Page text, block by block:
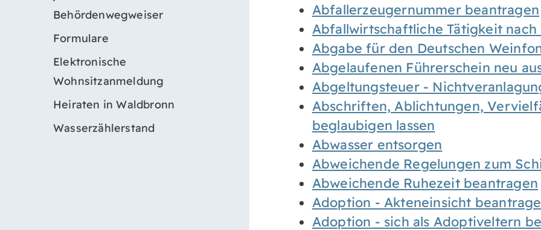
Behördenwegweiser
Formulare
Elektronische
Wohnsitzanmeldung
Heiraten in Waldbronn
Wasserzählerstand
Abfallerzeugernummer beantragen
Abfallwirtschaftliche Tätigkeit
Abgabe für den Deutschen
Abgelaufenen Führerschein neu
Abgeltungsteuer -
Abschriften, Ablichtungen,
beglaubigen lassen
Abwasser entsorgen
Abweichende Regelungen zum
Abweichende Ruhezeit beantragen
Adoption - Akteneinsicht
Adoption - sich als Adoptiveltern